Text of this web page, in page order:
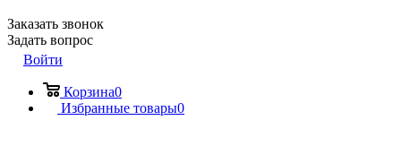
Заказать звонок
Задать вопрос
Войти
Корзина0
Избранные товары0